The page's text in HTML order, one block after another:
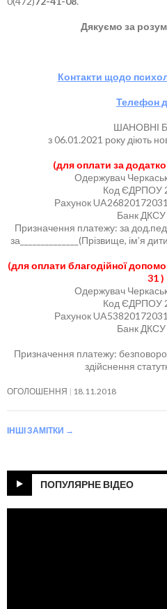
Дякуємо за
Контакти щодо
Телефон
ШАНОВНІ
з 06.01.2021 року діють
(для оплати за
Одержувач
Код ЄДРПОУ
Рахунок
Банк ДКСУ
Призначення платежу: за
за______________(Прізвище, ім’я
(для оплати благодійної
31 )
Одержувач
Код ЄДРПОУ
Рахунок
Банк ДКСУ
Призначення платежу:
здійснення
ОГОЛОШЕННЯ 18.11.2018
ІНШІ ЗАМІТКИ →
ПОПУЛЯРНЕ ВІДЕО